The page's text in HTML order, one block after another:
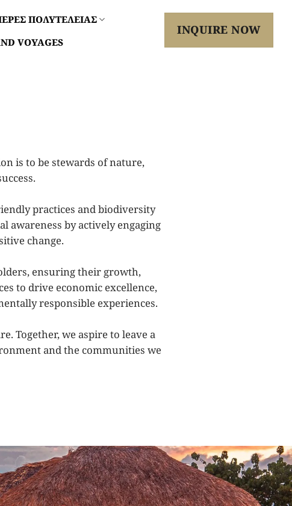
ΠΟΛΥΤΕΛΕΙΑΣ
VOYAGES
INQUIRE NOW
is to be stewards of nature,
.
practices and biodiversity
awareness by actively engaging
change.
ensuringtheir growth,
to drive economic excellence,
responsible experiences.
Together, we aspire to leave a
and the communities we